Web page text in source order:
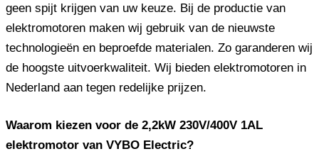
geen spijt krijgen van uw keuze. Bij de productie van
elektromotoren maken wij gebruik van de nieuwste
technologieën en beproefde materialen. Zo garanderen wij
de hoogste uitvoerkwaliteit. Wij bieden elektromotoren in
Nederland aan tegen redelijke prijzen.
Waarom kiezen voor de 2,2kW 230V/400V 1AL
elektromotor van VYBO Electric?